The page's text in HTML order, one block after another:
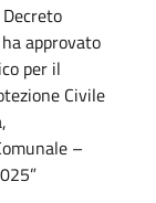
approvato
per il
Civile
–